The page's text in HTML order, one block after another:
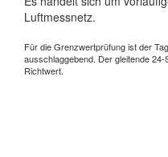
Luftmessnetz.
Für die Grenzwertprüfung ist der
ausschlaggebend. Der gleitende
Richtwert.